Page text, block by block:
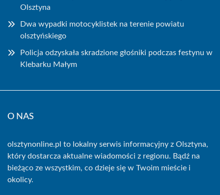
Olsztyna
Dwa wypadki motocyklistek na terenie powiatu
olsztyńskiego
Policja odzyskała skradzione głośniki podczas festynu w
Klebarku Małym
O NAS
olsztynonline.pl to lokalny serwis informacyjny z Olsztyna,
który dostarcza aktualne wiadomości z regionu. Bądź na
bieżąco ze wszystkim, co dzieje się w Twoim mieście i
okolicy.